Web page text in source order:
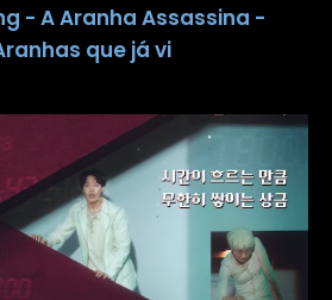
- A Aranha Assassina -
que já vi